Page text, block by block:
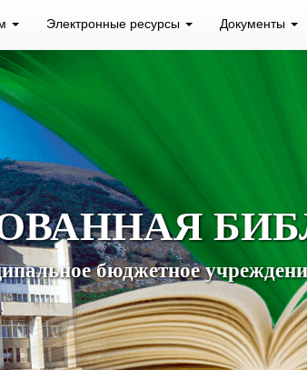
Электронные ресурсы Документы
бюджетное